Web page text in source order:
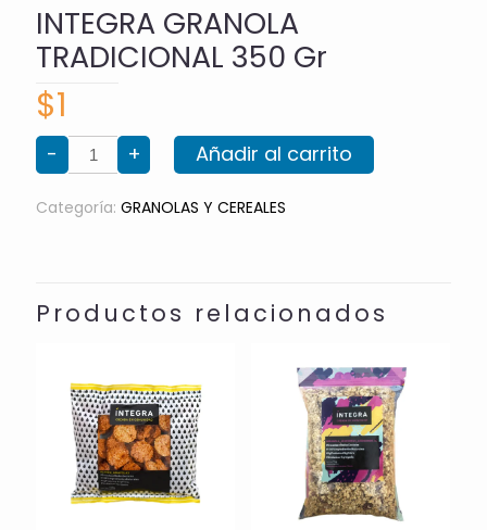
INTEGRA GRANOLA
TRADICIONAL 350 Gr
$1
- INTEGRA
GRANOLA
TRADICIONAL
Gr
cantidad
+ Añadir al carrito
Categoría: GRANOLAS Y CEREALES
Productos relacionados